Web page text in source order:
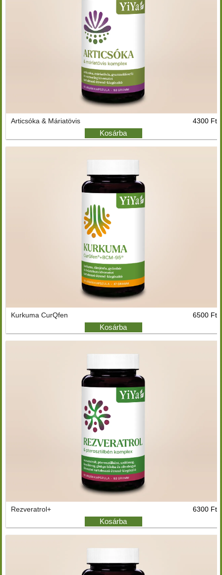
Articsóka & Máriatövis 4300 Ft
Kosárba
Kurkuma CurQfen 6500 Ft
Kosárba
Rezveratrol+ 6300 Ft
Kosárba